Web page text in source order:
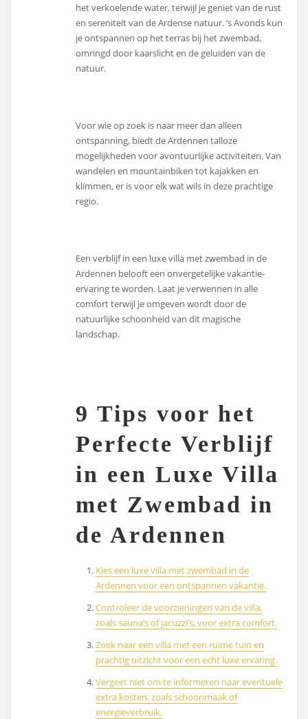
het verkoelende water, terwijl je geniet van de rust
en sereniteit van de Ardense natuur. ’s Avonds kun
je ontspannen op het terras bij het zwembad,
omringd door kaarslicht en de geluiden van de
natuur.
Voor wie op zoek is naar meer dan alleen
ontspanning, biedt de Ardennen talloze
mogelijkheden voor avontuurlijke activiteiten. Van
wandelen en mountainbiken tot kajakken en
klimmen, er is voor elk wat wils in deze prachtige
regio.
Een verblijf in een luxe villa met zwembad in de
Ardennen belooft een onvergetelijke vakantie-
ervaring te worden. Laat je verwennen in alle
comfort terwijl je omgeven wordt door de
natuurlijke schoonheid van dit magische
landschap.
9 Tips voor het
Perfecte Verblijf
in een Luxe Villa
met Zwembad in
de Ardennen
Kies een luxe villa met zwembad in de
Ardennen voor een ontspannen vakantie.
Controleer de voorzieningen van de villa,
zoals sauna’s of jacuzzi’s, voor extra comfort.
Zoek naar een villa met een ruime tuin en
prachtig uitzicht voor een echt luxe ervaring.
Vergeet niet om te informeren naar eventuele
extra kosten, zoals schoonmaak of
energieverbruik.